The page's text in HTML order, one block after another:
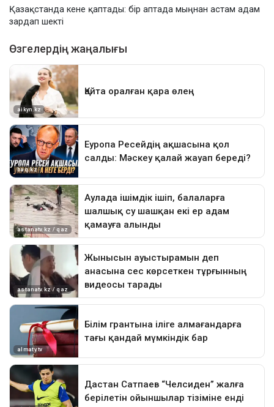
Қазақстанда кене қаптады: бір аптада мыңнан астам адам
зардап шекті